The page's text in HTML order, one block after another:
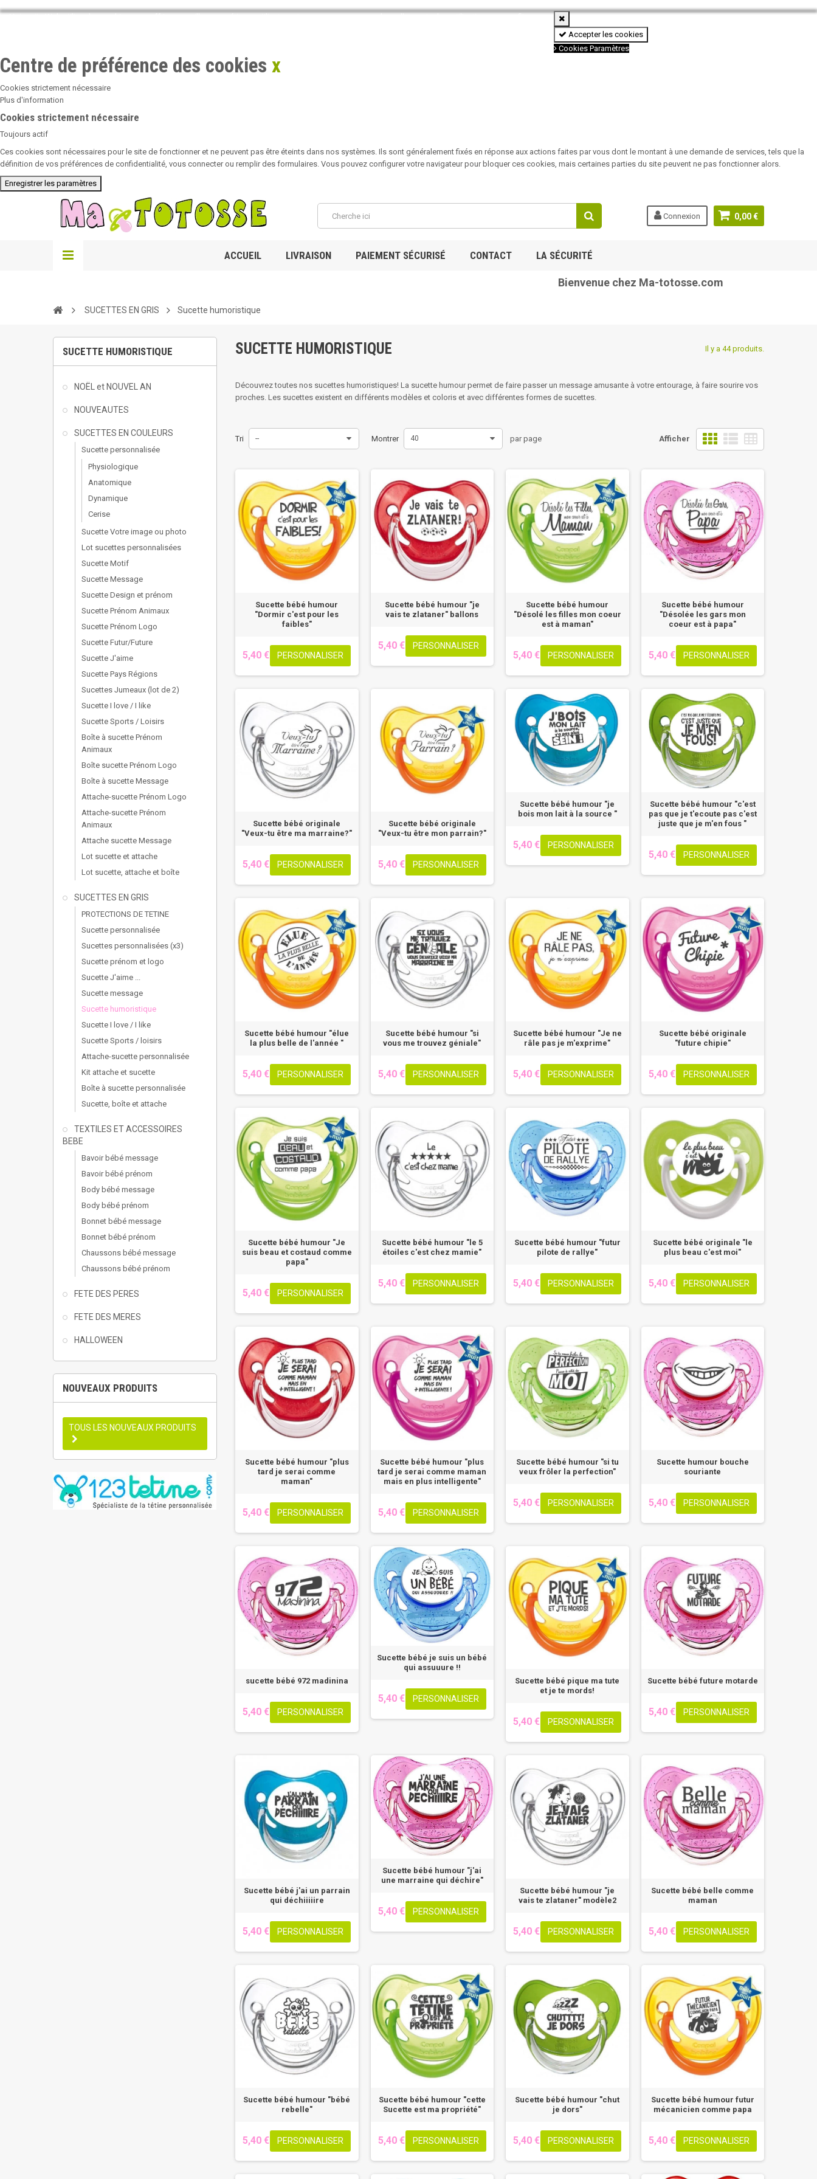
Accepter les cookies
Cookies Paramètres
Centre de préférence des cookies x
Cookies strictement nécessaire
Plus d'information
Cookies strictement nécessaire
Toujours actif
Ces cookies sont nécessaires pour le site de fonctionner et ne peuvent pas être éteints dans nos systèmes. Ils sont généralement fixés en réponse aux actions faites par vous dont le montant à une demande de services, tels que la
définition de vos préférences de confidentialité, vous connecter ou remplir des formulaires. Vous pouvez configurer votre navigateur pour bloquer ces cookies, mais certaines parties du site peuvent ne pas fonctionner alors.
Enregistrer les paramètres
0,00 €
Connexion
ACCUEIL LIVRAISON PAIEMENT SÉCURISÉ CONTACT LA SÉCURITÉ
Bienvenue chez Ma-totosse.com
SUCETTES EN GRIS Sucette humoristique
SUCETTE HUMORISTIQUE
NOËL et NOUVEL AN
NOUVEAUTES
SUCETTES EN COULEURS
Sucette personnalisée
Physiologique
Anatomique
Dynamique
Cerise
Sucette Votre image ou photo
Lot sucettes personnalisées
Sucette Motif
Sucette Message
Sucette Design et prénom
Sucette Prénom Animaux
Sucette Prénom Logo
Sucette Futur/Future
Sucette J'aime
Sucette Pays Régions
Sucettes Jumeaux (lot de 2)
Sucette I love / I like
Sucette Sports / Loisirs
Boîte à sucette Prénom
Animaux
Boîte sucette Prénom Logo
Boîte à sucette Message
Attache-sucette Prénom Logo
Attache-sucette Prénom
Animaux
Attache sucette Message
Lot sucette et attache
Lot sucette, attache et boîte
SUCETTES EN GRIS
PROTECTIONS DE TETINE
Sucette personnalisée
Sucettes personnalisées (x3)
Sucette prénom et logo
Sucette J'aime ...
Sucette message
Sucette humoristique
Sucette I love / I like
Sucette Sports / loisirs
Attache-sucette personnalisée
Kit attache et sucette
Boîte à sucette personnalisée
Sucette, boîte et attache
TEXTILES ET ACCESSOIRES
BEBE
Bavoir bébé message
Bavoir bébé prénom
Body bébé message
Body bébé prénom
Bonnet bébé message
Bonnet bébé prénom
Chaussons bébé message
Chaussons bébé prénom
FETE DES PERES
FETE DES MERES
HALLOWEEN
NOUVEAUX PRODUITS
TOUS LES NOUVEAUX PRODUITS
SUCETTE HUMORISTIQUE Il y a 44 produits.
Découvrez toutes nos sucettes humoristiques! La sucette humour permet de faire passer un message amusante à votre entourage, à faire sourire vos
proches. Les sucettes existent en différents modèles et coloris et avec différentes formes de sucettes.
Afficher
Tri -- Montrer 40 par page
Sucette bébé humour
"Dormir c'est pour les
faibles"
5,40 € PERSONNALISER
Sucette bébé humour "je
vais te zlataner" ballons
5,40 € PERSONNALISER
Sucette bébé humour
"Désolé les filles mon coeur
est à maman"
5,40 € PERSONNALISER
Sucette bébé humour
"Désolée les gars mon
coeur est à papa"
5,40 € PERSONNALISER
Sucette bébé originale
"Veux-tu être ma marraine?"
5,40 € PERSONNALISER
Sucette bébé originale
"Veux-tu être mon parrain?"
5,40 € PERSONNALISER
Sucette bébé humour "je
bois mon lait à la source "
5,40 € PERSONNALISER
Sucette bébé humour "c'est
pas que je t'ecoute pas c'est
juste que je m'en fous "
5,40 € PERSONNALISER
Sucette bébé humour "élue
la plus belle de l'année "
5,40 € PERSONNALISER
Sucette bébé humour "si
vous me trouvez géniale"
5,40 € PERSONNALISER
Sucette bébé humour "Je ne
râle pas je m'exprime"
5,40 € PERSONNALISER
Sucette bébé originale
"future chipie"
5,40 € PERSONNALISER
Sucette bébé humour "Je
suis beau et costaud comme
papa"
5,40 € PERSONNALISER
Sucette bébé humour "le 5
étoiles c'est chez mamie"
5,40 € PERSONNALISER
Sucette bébé humour "futur
pilote de rallye"
5,40 € PERSONNALISER
Sucette bébé originale "le
plus beau c'est moi"
5,40 € PERSONNALISER
Sucette bébé humour "plus
tard je serai comme
maman"
5,40 € PERSONNALISER
Sucette bébé humour "plus
tard je serai comme maman
mais en plus intelligente"
5,40 € PERSONNALISER
Sucette bébé humour "si tu
veux frôler la perfection"
5,40 € PERSONNALISER
Sucette humour bouche
souriante
5,40 € PERSONNALISER
sucette bébé 972 madinina
5,40 € PERSONNALISER
Sucette bébé je suis un bébé
qui assuuure !!
5,40 € PERSONNALISER
Sucette bébé pique ma tute
et je te mords!
5,40 € PERSONNALISER
Sucette bébé future motarde
5,40 € PERSONNALISER
Sucette bébé j'ai un parrain
qui déchiiiiire
5,40 € PERSONNALISER
Sucette bébé humour "j'ai
une marraine qui déchire"
5,40 € PERSONNALISER
Sucette bébé humour "je
vais te zlataner" modèle2
5,40 € PERSONNALISER
Sucette bébé belle comme
maman
5,40 € PERSONNALISER
Sucette bébé humour "bébé
rebelle"
5,40 € PERSONNALISER
Sucette bébé humour "cette
Sucette est ma propriété"
5,40 € PERSONNALISER
Sucette bébé humour "chut
je dors"
5,40 € PERSONNALISER
Sucette bébé humour futur
mécanicien comme papa
5,40 € PERSONNALISER